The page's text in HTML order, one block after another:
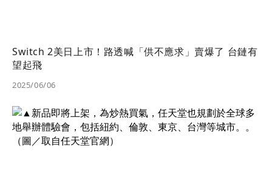
Switch 2美日上市！路透喊「供不應求」賣爆了 台鏈有
望起飛
2025/06/06